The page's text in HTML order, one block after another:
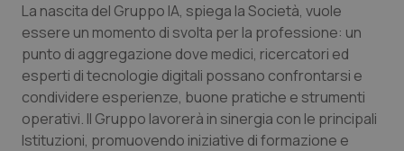
Salute orale & impianti
Sangue & coagulazione
Tiroide
La nascita del Gruppo IA, spiega la Società, vuole
essere un momento di svolta per la professione: un
punto di aggregazione dove medici, ricercatori ed
esperti di tecnologie digitali possano confrontarsi e
condividere esperienze, buone pratiche e strumenti
operativi. Il Gruppo lavorerà in sinergia con le principali
Istituzioni, promuovendo iniziative di formazione e